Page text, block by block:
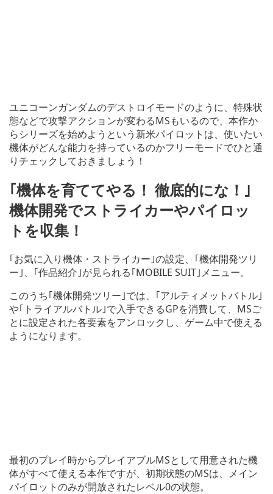
ユニコーンガンダムのデストロイモードのように、特殊状
態などで攻撃アクションが変わるMSもいるので、本作か
らシリーズを始めようという新米パイロットは、使いたい
機体がどんな能力を持っているのかフリーモードでひと通
りチェックしておきましょう！
｢機体を育ててやる！ 徹底的にな！｣
機体開発でストライカーやパイロッ
トを収集！
｢お気に入り機体・ストライカー｣の設定、｢機体開発ツリ
ー｣、｢作品紹介｣が見られる｢MOBILE SUIT｣メニュー。
このうち｢機体開発ツリー｣では、｢アルティメットバトル｣
や｢トライアルバトル｣で入手できるGPを消費して、MSご
とに設定された各要素をアンロックし、ゲーム中で使える
ようになります。
最初のプレイ時からプレイアブルMSとして用意された機
体がすべて使える本作ですが、初期状態のMSは、メイン
パイロットのみが開放されたレベル0の状態。